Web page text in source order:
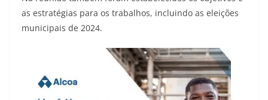
as estratégias para os trabalhos, incluindo as eleições
municipais de 2024.